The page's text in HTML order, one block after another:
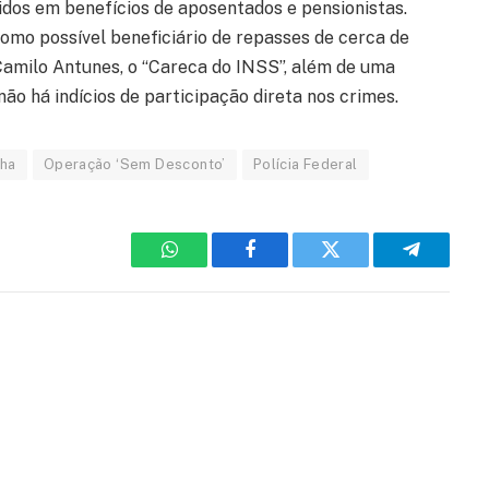
em benefícios de aposentados e pensionistas.
possível beneficiário de repasses de cerca de
Antunes, o “Careca do INSS”, além de uma
há indícios de participação direta nos crimes.
Operação ‘Sem Desconto’ Polícia Federal
WhatsAppFacebook Twitter Telegram